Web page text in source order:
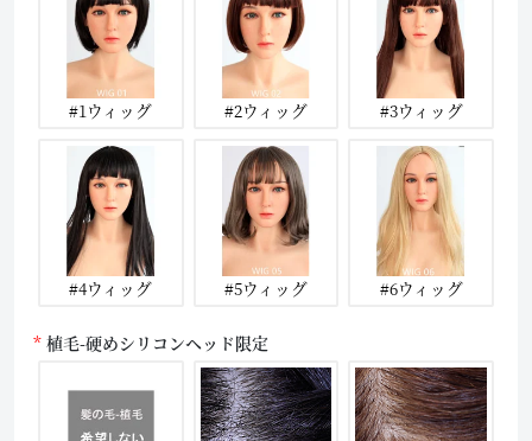
#1ウィッグ #2ウィッグ #3ウィッグ
#4ウィッグ #5ウィッグ #6ウィッグ
植毛-硬めシリコンヘッド限定